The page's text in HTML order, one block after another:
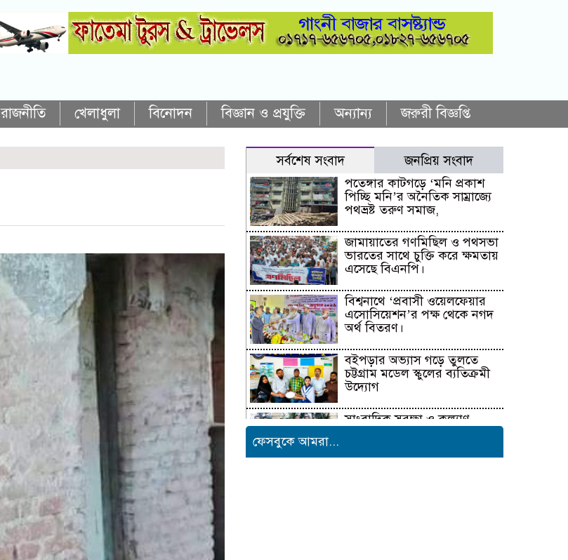
রাজনীতি খেলাধুলা বিনোদন বিজ্ঞান ও প্রযুক্তি অন্যান্য জরুরী বিজ্ঞপ্তি
সর্বশেষ সংবাদ জনপ্রিয় সংবাদ
পতেঙ্গার কাটগড়ে ‘মনি প্রকাশ
পিচ্ছি মনি’র অনৈতিক সাম্রাজ্যে
পথভ্রষ্ট তরুণ সমাজ,
জামায়াতের গণমিছিল ও পথসভা
ভারতের সাথে চুক্তি করে ক্ষমতায়
এসেছে বিএনপি।
বিশ্বনাথে ‘প্রবাসী ওয়েলফেয়ার
এসোসিয়েশন’র পক্ষ থেকে নগদ
অর্থ বিতরণ।
বইপড়ার অভ্যাস গড়ে তুলতে
চট্টগ্রাম মডেল স্কুলের ব্যতিক্রমী
উদ্যোগ
সাংবাদিক সুরক্ষা ও কল্যাণ
ফেসবুকে আমরা...